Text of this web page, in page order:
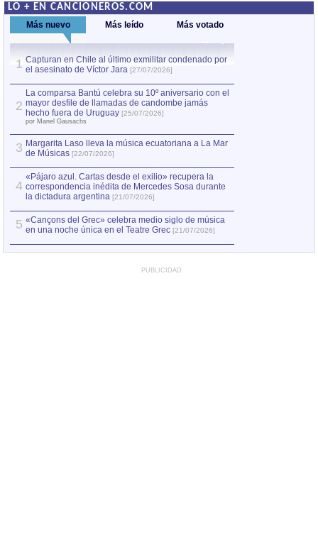
LO + EN CANCIONEROS.COM
Más nuevo Más leído Más votado
1 Capturan en Chile al último exmilitar condenado por
el asesinato de Víctor Jara [27/07/2026]
2
La comparsa Bantú celebra su 10º aniversario con el
mayor desfile de llamadas de candombe jamás
hecho fuera de Uruguay [25/07/2026]
por Manel Gausachs
3 Margarita Laso lleva la música ecuatoriana a La Mar
de Músicas [22/07/2026]
4
«Pájaro azul. Cartas desde el exilio» recupera la
correspondencia inédita de Mercedes Sosa durante
la dictadura argentina [21/07/2026]
5 «Cançons del Grec» celebra medio siglo de música
en una noche única en el Teatre Grec [21/07/2026]
PUBLICIDAD